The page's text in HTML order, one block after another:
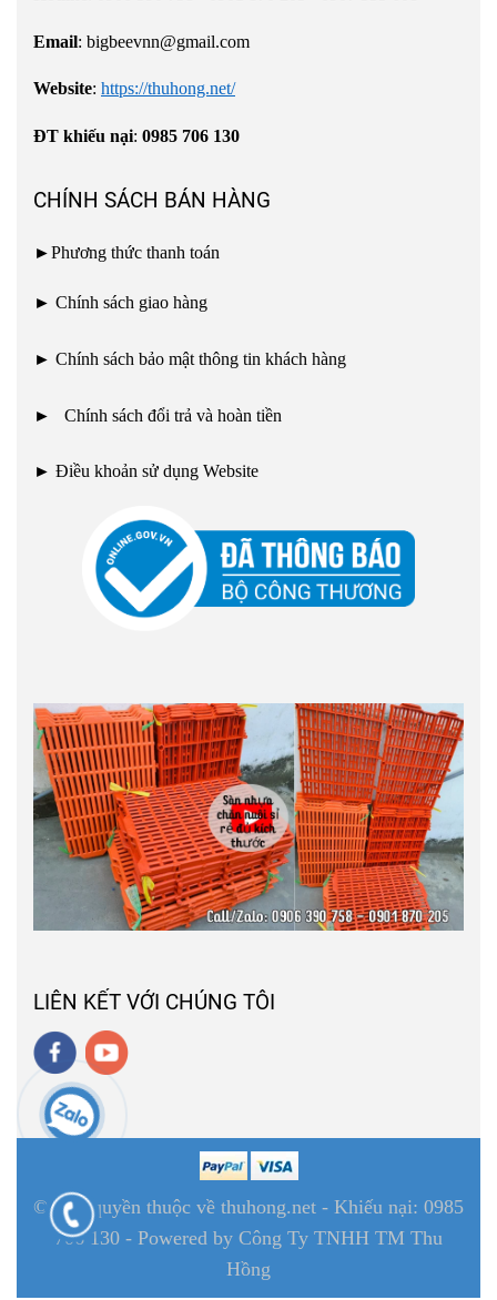
Email: bigbeevnn@gmail.com
Website: https://thuhong.net/
ĐT khiếu nại: 0985 706 130
CHÍNH SÁCH BÁN HÀNG
►Phương thức thanh toán
► Chính sách giao hàng
► Chính sách bảo mật thông tin khách hàng
► Chính sách đổi trả và hoàn tiền
► Điều khoản sử dụng Website
LIÊN KẾT VỚI CHÚNG TÔI
© Bản quyền thuộc về thuhong.net - Khiếu nại: 0985
706 130 - Powered by Công Ty TNHH TM Thu
Hồng